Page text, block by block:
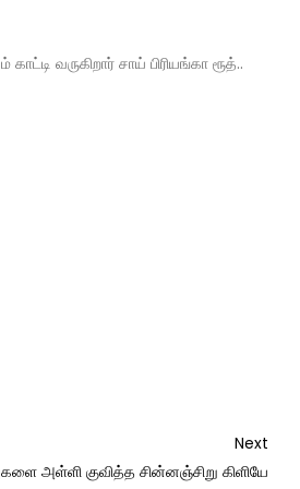
வருகிறார் சாய் பிரியங்கா ரூத்..
Next
அள்ளி குவித்த சின்னஞ்சிறு கிளியே